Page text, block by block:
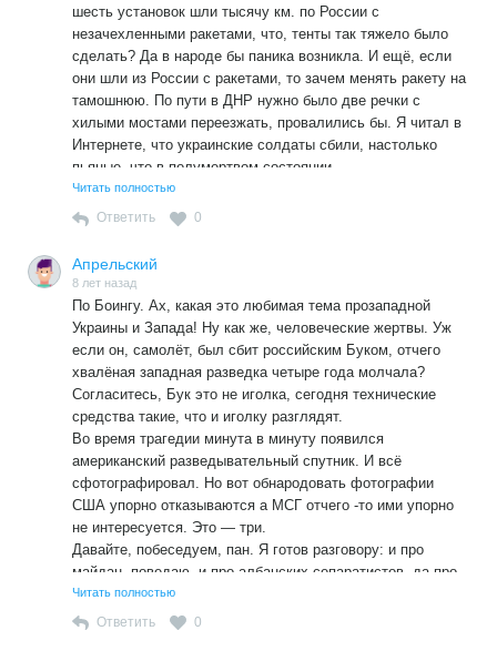
шесть установок шли тысячу км. по России с
незачехленными ракетами, что, тенты так тяжело было
сделать? Да в народе бы паника возникла. И ещё, если
они шли из России с ракетами, то зачем менять ракету на
тамошнюю. По пути в ДНР нужно было две речки с
хилыми мостами переезжать, провалились бы. Я читал в
Интернете, что украинские солдаты сбили, настолько
пьяные, что в полумертвом состоянии.
Что касается этой следств. группы, то представители
Малайзии, Австралии и т.п.- как они вообще могут судить
наших приглашали, не приглашали, врут!
Читать полностью
Ответить 0
Апрельский
8 лет назад
По Боингу. Ах, какая это любимая тема прозападной
Украины и Запада! Ну как же, человеческие жертвы. Уж
если он, самолёт, был сбит российским Буком, отчего
хвалёная западная разведка четыре года молчала?
Согласитесь, Бук это не иголка, сегодня технические
средства такие, что и иголку разглядят.
Во время трагедии минута в минуту появился
американский разведывательный спутник. И всё
сфотографировал. Но вот обнародовать фотографии
США упорно отказываются а МСГ отчего -то ими упорно
не интересуется. Это — три.
Давайте, побеседуем, пан. Я готов разговору: и про
майдан- поведаю, и про албанских сепаратистов, да про
Бук — тоже.
Читать полностью
Ответить 0